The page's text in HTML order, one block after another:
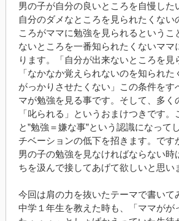
男の子が自分の良いところを自慢した
自分のダメなところを見られたくない
ころがママに勉強を見られるというこ
ないところを一番知られたくないママ
ります。「自分が出来ないところを見
「なかなか覚えられないのを知られ
がっかりさせたくない」この条件をす
マが勉強を見る事です。そして、多く
「叱られる」というおまけつきです。
と”勉強＝嫌な事”という認識になって
チベーションの低下を招きます。です
男の子の勉強を見なければならない時
ちを汲んで接してあげて欲しいと思い
今回は肩の力を抜いたテーマで書いて
中学１年生を教えた時も、「ママがが